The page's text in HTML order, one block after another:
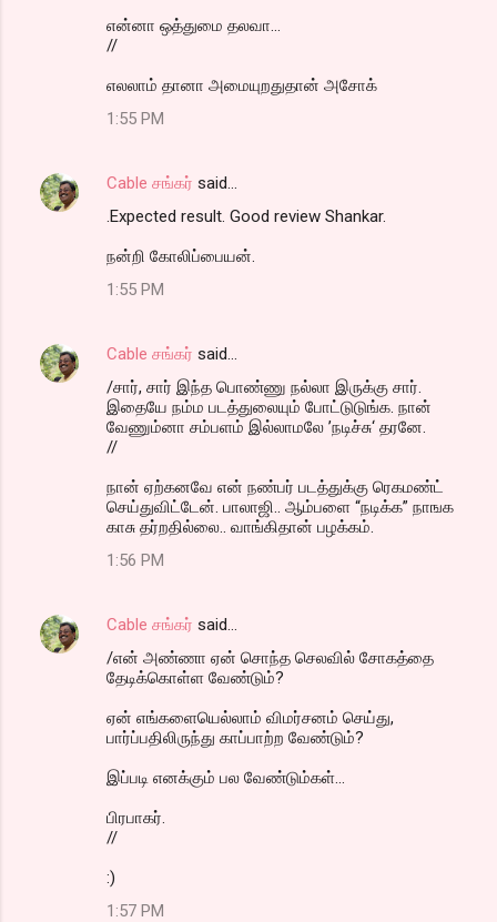
என்னா ஒத்துமை தலவா...
//
எலலாம் தானா அமையுறதுதான் அசோக்
1:55 PM
Cable சங்கர் said…
.Expected result. Good review Shankar.
நன்றி கோலிப்பையன்.
1:55 PM
Cable சங்கர் said…
/சார், சார் இந்த பொண்ணு நல்லா இருக்கு சார்.
இதையே நம்ம படத்துலையும் போட்டுடுங்க. நான்
வேணும்னா சம்பளம் இல்லாமலே ’நடிச்சு‘ தரனே.
//
நான் ஏற்கனவே என் நண்பர் படத்துக்கு ரெகமண்ட்
செய்துவிட்டேன். பாலாஜி.. ஆம்பளை “நடிக்க” நாஙக
காசு தர்றதில்லை.. வாங்கிதான் பழக்கம்.
1:56 PM
Cable சங்கர் said…
/என் அண்ணா ஏன் சொந்த செலவில் சோகத்தை
தேடிக்கொள்ள வேண்டும்?
ஏன் எங்களையெல்லாம் விமர்சனம் செய்து,
பார்ப்பதிலிருந்து காப்பாற்ற வேண்டும்?
இப்படி எனக்கும் பல வேண்டும்கள்...
பிரபாகர்.
//
:)
1:57 PM